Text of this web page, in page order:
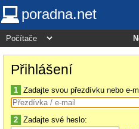
poradna.net
Přihlášení
1 Zadajte svou přezdívku nebo e-
2 Zadajte své heslo: